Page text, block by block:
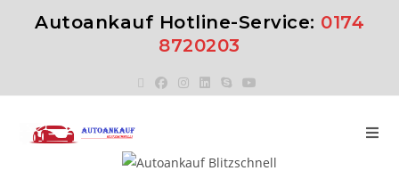
Autoankauf Hotline-Service: 0174
8720203